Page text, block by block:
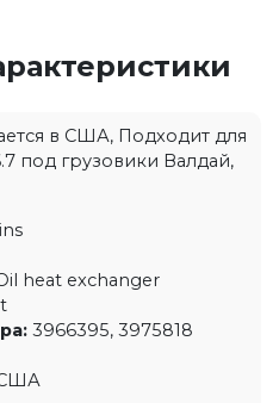
в США, Подходит для
под грузовики Валдай,
heat exchanger
3966395, 3975818